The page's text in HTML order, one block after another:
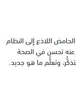
اللاذع إلى النظام
عنه تحسن في الصحة
وتعلُّم ما هو جديد.